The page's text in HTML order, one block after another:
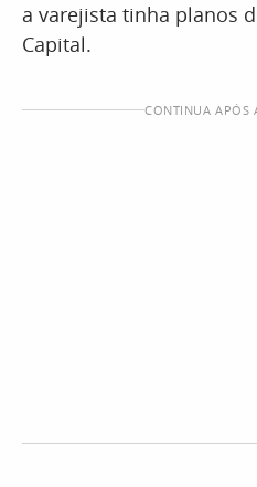
a varejista tinha planos
Capital.
CONTINUA APÓS